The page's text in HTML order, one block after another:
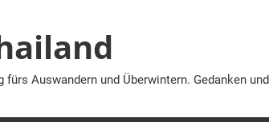
Auswandern und Überwintern. Gedanken